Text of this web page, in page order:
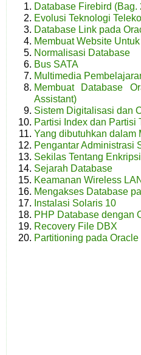
Database Firebird (Bag.
Evolusi Teknologi
Database Link pada
Membuat Website
Normalisasi Database
Bus SATA
Multimedia
Membuat Database
Assistant)
Sistem Digitalisasi dan
Partisi Index dan Partisi
Yang dibutuhkan dalam
Pengantar Administrasi
Sekilas Tentang
Sejarah Database
Keamanan Wireless
Mengakses Database
Instalasi Solaris 10
PHP Database dengan
Recovery File DBX
Partitioning pada Oracle